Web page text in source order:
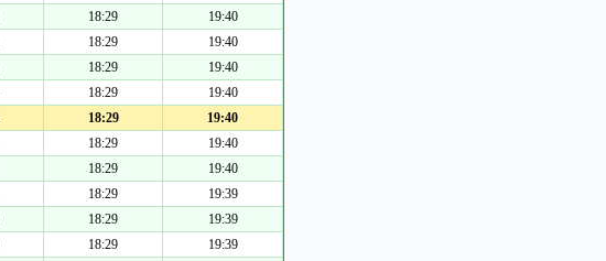
18:29
19:40
18:29
19:40
18:29
19:40
18:29
19:40
18:29
19:40
18:29
19:40
18:29
19:40
18:29
19:39
18:29
19:39
18:29
19:39